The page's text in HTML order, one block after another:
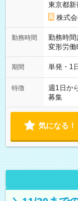
東京都新
株式
勤務時間
勤務時間
変形労働時間
～21：00
期間 単発・1
特徴
週1日か
募集
気になる！